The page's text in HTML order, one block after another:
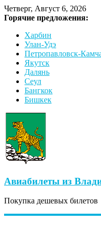
Четверг, Август 6, 2026
Горячие предложения:
Харбин
Улан-Удэ
Петропавловск-
Якутск
Далянь
Сеул
Бангкок
Бишкек
Авиабилеты из
Покупка дешевых билетов